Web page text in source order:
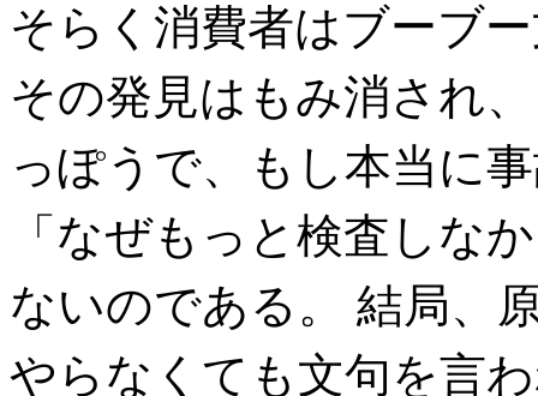
そらく消費者はブーブ
その発見はもみ消され
っぽうで、もし本当に
「なぜもっと検査しな
ないのである。 結局、
やらなくても文句を言